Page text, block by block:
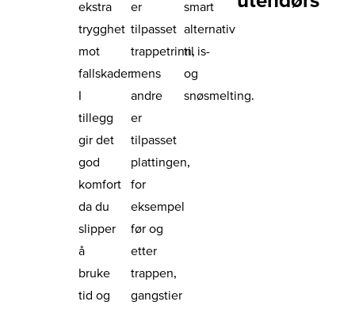
ekstra
trygghet
mot
fallskader.
I
tillegg
gir det
god
komfort
da du
slipper
å
bruke
tid og
er
tilpasset
trappetrinn,
mens
andre
er
tilpasset
plattingen,
for
eksempel
før og
etter
trappen,
gangstier
smart
alternativ
til is-
og
snøsmelting.